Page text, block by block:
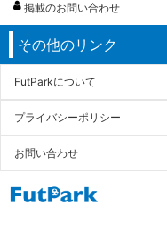
掲載のお問い合わせ
その他のリンク
FutParkについて
プライバシーポリシー
お問い合わせ